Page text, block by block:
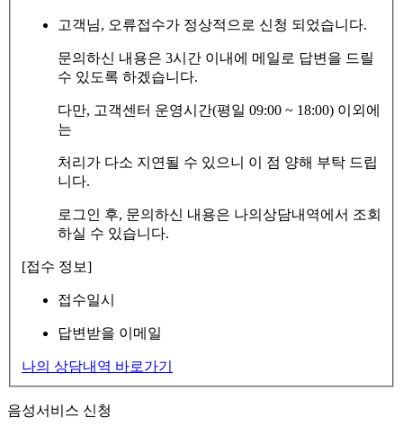
고객님, 오류접수가 정상적으로 신청 되었습니다.
문의하신 내용은 3시간 이내에 메일로 답변을 드릴
수 있도록 하겠습니다.
다만, 고객센터 운영시간(평일 09:00 ~ 18:00) 이외에
는
처리가 다소 지연될 수 있으니 이 점 양해 부탁 드립
니다.
로그인 후, 문의하신 내용은 나의상담내역에서 조회
하실 수 있습니다.
[접수 정보]
접수일시
답변받을 이메일
나의 상담내역 바로가기
음성서비스 신청